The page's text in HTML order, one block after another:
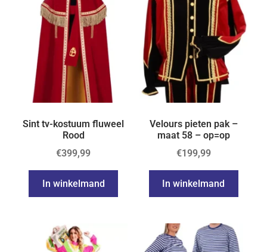
Sint tv-kostuum fluweel
Rood
€399,99
In winkelmand
Velours pieten pak –
maat 58 – op=op
€199,99
In winkelmand